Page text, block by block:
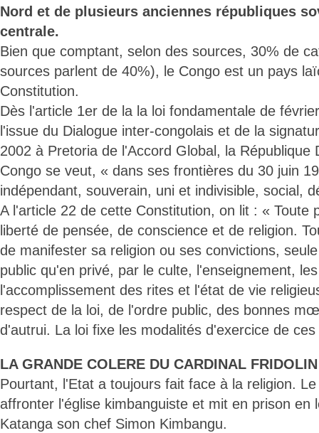
Nord et de plusieurs anciennes républiques
centrale.
Bien que comptant, selon des sources, 30% de
sources parlent de 40%), le Congo est un pays
Constitution.
Dès l'article 1er de la la loi fondamentale de
l'issue du Dialogue inter-congolais et de la
2002 à Pretoria de l'Accord Global, la République
Congo se veut, « dans ses frontières du 30 juin
indépendant, souverain, uni et indivisible, social,
A l'article 22 de cette Constitution, on lit : « Toute
liberté de pensée, de conscience et de religion.
de manifester sa religion ou ses convictions,
public qu'en privé, par le culte, l'enseignement,
l'accomplissement des rites et l'état de vie
respect de la loi, de l'ordre public, des bonnes
d'autrui. La loi fixe les modalités d'exercice de
LA GRANDE COLERE DU CARDINAL
Pourtant, l'Etat a toujours fait face à la religion.
affronter l'église kimbanguiste et mit en prison en
Katanga son chef Simon Kimbangu.